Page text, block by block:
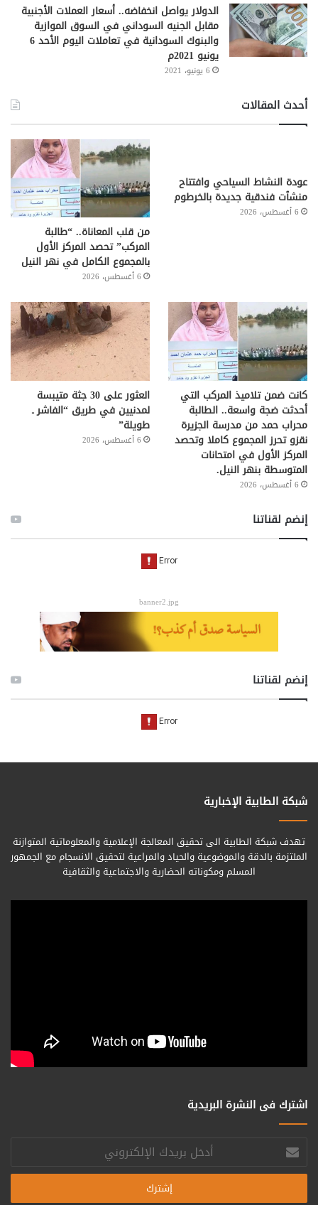
الدولار يواصل انخفاضه.. أسعار العملات الأجنبية
مقابل الجنيه السوداني في السوق الموازية
والبنوك السودانية في تعاملات اليوم الأحد 6
يونيو 2021م
6 يونيو، 2021
أحدث المقالات
عودة النشاط السياحي وافتتاح
منشٱت فندقية جديدة بالخرطوم
6 أغسطس، 2026
من قلب المعاناة.. “طالبة
المركب” تحصد المركز الأول
بالمجموع الكامل في نهر النيل
6 أغسطس، 2026
كانت ضمن تلاميذ المركب التي
أحدثت ضجة واسعة.. الطالبة
محراب حمد من مدرسة الجزيرة
نقزو تحرز المجموع كاملا وتحصد
المركز الأول في امتحانات
المتوسطة بنهر النيل.
6 أغسطس، 2026
العثور على 30 جثة متيبسة
لمدنيين في طريق “الفاشر ـ
طويلة”
6 أغسطس، 2026
إنضم لقناتنا
banner2.jpg
إنضم لقناتنا
شبكة الطابية الإخبارية
تهدف شبكة الطابية الى تحقيق المعالجة الإعلامية والمعلوماتية المتوازنة
الملتزمة بالدقة والموضوعية والحياد والمراعية لتحقيق الانسجام مع الجمهور
المسلم ومكوناته الحضارية والاجتماعية والثقافية
اشترك فى النشرة البريدية
أدخل
بريدك
الإلكتروني